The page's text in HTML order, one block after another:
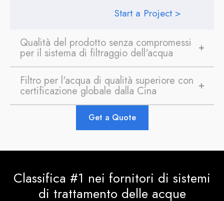
Start a Project >
Qualità del prodotto senza compromessi
per il sistema di filtraggio dell'acqua
Filtro per l'acqua di qualità superiore con
certificazione globale dalla Cina
Get a Quote
Classifica #1 nei fornitori di sistemi
di trattamento delle acque